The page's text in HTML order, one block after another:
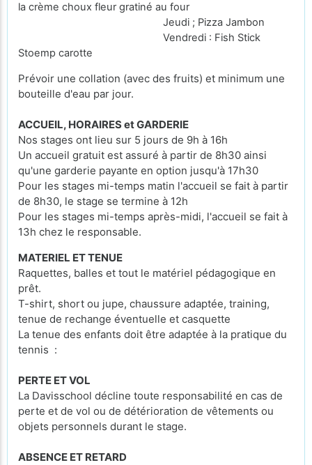
la crème choux fleur gratiné au four
Jeudi ; Pizza Jambon
Vendredi : Fish Stick
Stoemp carotte
Prévoir une collation (avec des fruits) et minimum une
bouteille d'eau par jour.
ACCUEIL, HORAIRES et GARDERIE
Nos stages ont lieu sur 5 jours de 9h à 16h
Un accueil gratuit est assuré à partir de 8h30 ainsi
qu'une garderie payante en option jusqu'à 17h30
Pour les stages mi-temps matin l'accueil se fait à partir
de 8h30, le stage se termine à 12h
Pour les stages mi-temps après-midi, l'accueil se fait à
13h chez le responsable.
MATERIEL ET TENUE
Raquettes, balles et tout le matériel pédagogique en
prêt.
T-shirt, short ou jupe, chaussure adaptée, training,
tenue de rechange éventuelle et casquette
La tenue des enfants doit être adaptée à la pratique du
tennis :
PERTE ET VOL
La Davisschool décline toute responsabilité en cas de
perte et de vol ou de détérioration de vêtements ou
objets personnels durant le stage.
ABSENCE ET RETARD